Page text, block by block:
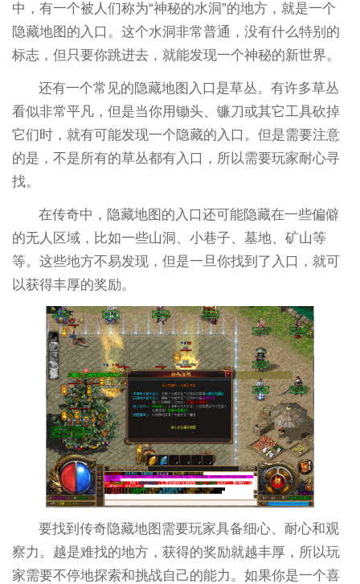
中，有一个被人们称为“神秘的水洞”的地方，就是一个
隐藏地图的入口。这个水洞非常普通，没有什么特别的
标志，但只要你跳进去，就能发现一个神秘的新世界。
还有一个常见的隐藏地图入口是草丛。有许多草丛
看似非常平凡，但是当你用锄头、镰刀或其它工具砍掉
它们时，就有可能发现一个隐藏的入口。但是需要注意
的是，不是所有的草丛都有入口，所以需要玩家耐心寻
找。
在传奇中，隐藏地图的入口还可能隐藏在一些偏僻
的无人区域，比如一些山洞、小巷子、墓地、矿山等
等。这些地方不易发现，但是一旦你找到了入口，就可
以获得丰厚的奖励。
要找到传奇隐藏地图需要玩家具备细心、耐心和观
察力。越是难找的地方，获得的奖励就越丰厚，所以玩
家需要不停地探索和挑战自己的能力。如果你是一个喜